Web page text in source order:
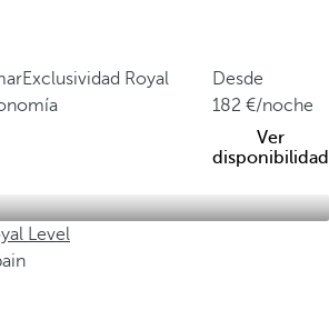
Exclusividad Royal
Desde
182
/noche
Ver
disponibilidad
Level